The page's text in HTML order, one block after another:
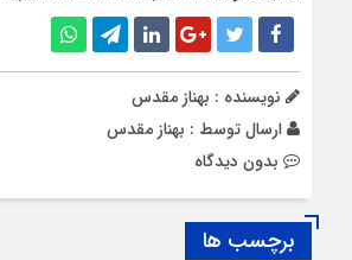
نویسنده : بهناز مقدس
ارسال توسط : بهناز مقدس
بدون دیدگاه
برچسب ها